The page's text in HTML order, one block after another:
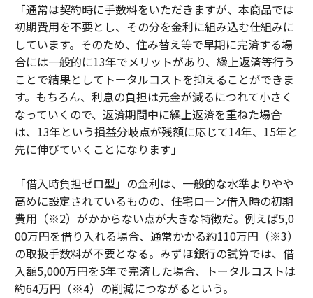
「通常は契約時に手数料をいただきますが、本商品では
初期費用を不要とし、その分を金利に組み込む仕組みに
しています。そのため、住み替え等で早期に完済する場
合には一般的に13年でメリットがあり、繰上返済等行う
ことで結果としてトータルコストを抑えることができま
す。もちろん、利息の負担は元金が減るにつれて小さく
なっていくので、返済期間中に繰上返済を重ねた場合
は、13年という損益分岐点が残額に応じて14年、15年と
先に伸びていくことになります」
「借入時負担ゼロ型」の金利は、一般的な水準よりやや
高めに設定されているものの、住宅ローン借入時の初期
費用（※2）がかからない点が大きな特徴だ。例えば5,0
00万円を借り入れる場合、通常かかる約110万円（※3）
の取扱手数料が不要となる。みずほ銀行の試算では、借
入額5,000万円を5年で完済した場合、トータルコストは
約64万円（※4）の削減につながるという。